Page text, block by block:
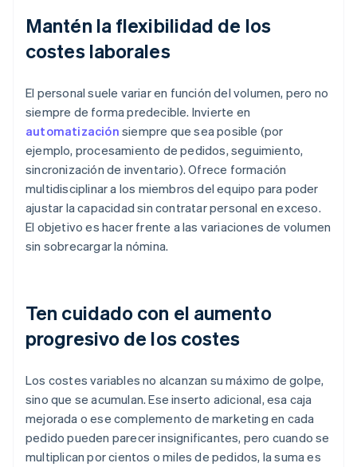
Mantén la flexibilidad de los
costes laborales
El personal suele variar en función del volumen, pero no
siempre de forma predecible. Invierte en
automatización siempre que sea posible (por
ejemplo, procesamiento de pedidos, seguimiento,
sincronización de inventario). Ofrece formación
multidisciplinar a los miembros del equipo para poder
ajustar la capacidad sin contratar personal en exceso.
El objetivo es hacer frente a las variaciones de volumen
sin sobrecargar la nómina.
Ten cuidado con el aumento
progresivo de los costes
Los costes variables no alcanzan su máximo de golpe,
sino que se acumulan. Ese inserto adicional, esa caja
mejorada o ese complemento de marketing en cada
pedido pueden parecer insignificantes, pero cuando se
multiplican por cientos o miles de pedidos, la suma es